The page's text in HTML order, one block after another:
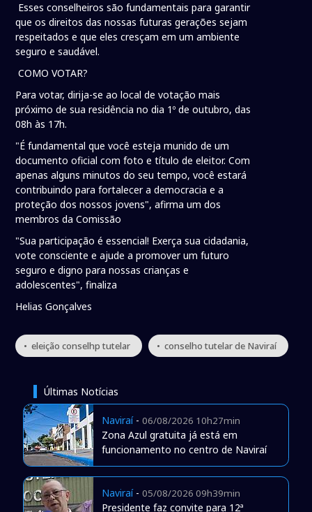
Esses conselheiros são fundamentais para garantir
que os direitos das nossas futuras gerações sejam
respeitados e que eles cresçam em um ambiente
seguro e saudável.
COMO VOTAR?
Para votar, dirija-se ao local de votação mais
próximo de sua residência no dia 1º de outubro, das
08h às 17h.
"É fundamental que você esteja munido de um
documento oficial com foto e título de eleitor. Com
apenas alguns minutos do seu tempo, você estará
contribuindo para fortalecer a democracia e a
proteção dos nossos jovens", afirma um dos
membros da Comissão
"Sua participação é essencial! Exerça sua cidadania,
vote consciente e ajude a promover um futuro
seguro e digno para nossas crianças e
adolescentes", finaliza
Helias Gonçalves
• eleição conselhp tutelar • conselho tutelar de Naviraí
Últimas Notícias
Naviraí- 06/08/2026 10h27min
Zona Azul gratuita já está em
funcionamento no centro de Naviraí
Naviraí- 05/08/2026 09h39min
Presidente faz convite para 12ª